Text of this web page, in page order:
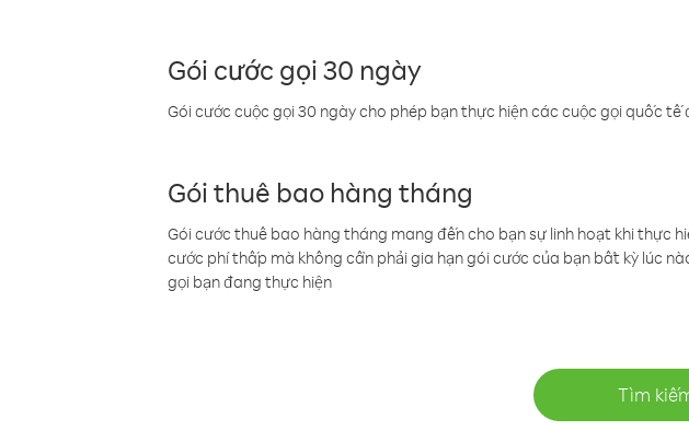
Gói cước gọi 30 ngày
Gói cước cuộc gọi 30 ngày cho phép bạn thực hiện các cuộc gọi quốc
Gói thuê bao hàng tháng
Gói cước thuê bao hàng tháng mang đến cho bạn sự linh hoạt khi thực
cước phí thấp mà không cần phải gia hạn gói cước của bạn bất kỳ lúc
gọi bạn đang thực hiện
Tìm